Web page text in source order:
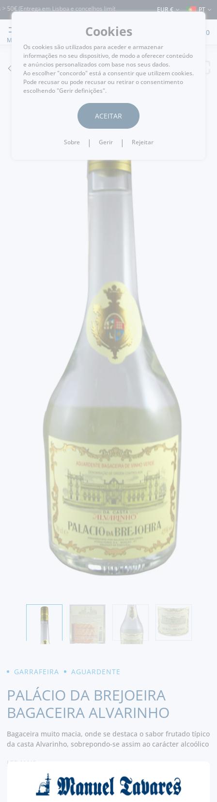
(Entrega em Lisboa e concelhos limítrofes) ⚠️ Envios para Portugal e para o
EUR € PT
MENU
0
VOLTAR
GARRAFEIRA AGUARDENTE
PALÁCIO DA BREJOEIRA
BAGACEIRA ALVARINHO
Bagaceira muito macia, onde se destaca o sabor frutado típico
da casta Alvarinho, sobrepondo-se assim ao carácter alcoólico
paladar. Apresenta um final longo revelando-nos um conjunto
muito agradável de aromas a fruta fresca, misturados com
notas de aromas florais, típicos da casta que lhe dá origem.
LER MAIS
90€
Cookies
Os cookies são utilizados para aceder e armazenar
informações no seu dispositivo, de modo a oferecer conteúdo
e anúncios personalizados com base nos seus dados.
Ao escolher "concordo" está a consentir que utilizem cookies.
Pode recusar ou pode recusar ou retirar o consentimento
escolhendo "Gerir definições".
ACEITAR
Sobre | Gerir | Rejeitar